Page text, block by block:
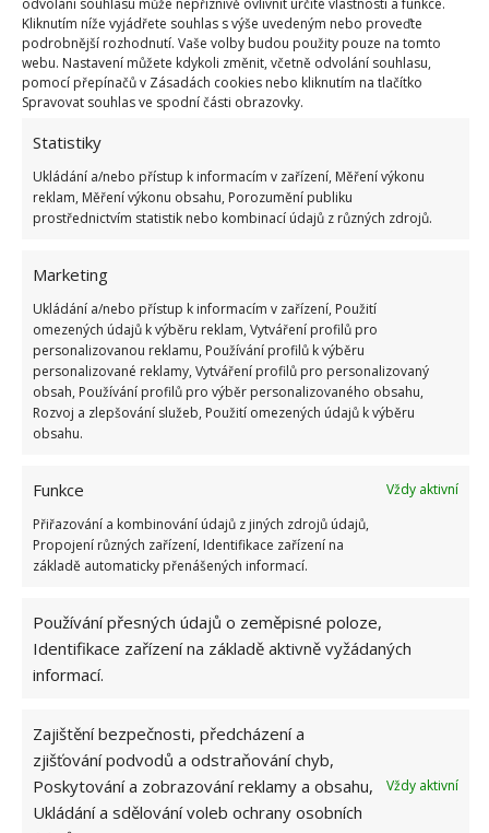
Kliknutím níže vyjádřete souhlas s výše uvedeným nebo proveďte
podrobnější rozhodnutí. Vaše volby budou použity pouze na tomto
webu. Nastavení můžete kdykoli změnit, včetně odvolání souhlasu,
pomocí přepínačů v Zásadách cookies nebo kliknutím na tlačítko
Spravovat souhlas ve spodní části obrazovky.
Statistiky
Ukládání a/nebo přístup k informacím v zařízení, Měření výkonu
reklam, Měření výkonu obsahu, Porozumění publiku
prostřednictvím statistik nebo kombinací údajů z různých zdrojů.
Marketing
Ukládání a/nebo přístup k informacím v zařízení, Použití
omezených údajů k výběru reklam, Vytváření profilů pro
personalizovanou reklamu, Používání profilů k výběru
personalizované reklamy, Vytváření profilů pro personalizovaný
obsah, Používání profilů pro výběr personalizovaného obsahu,
Rozvoj a zlepšování služeb, Použití omezených údajů k výběru
obsahu.
Funkce
Vždy aktivní
Přiřazování a kombinování údajů z jiných zdrojů údajů,
Propojení různých zařízení, Identifikace zařízení na
základě automaticky přenášených informací.
Používání přesných údajů o zeměpisné poloze,
Identifikace zařízení na základě aktivně vyžádaných
informací.
Zajištění bezpečnosti, předcházení a
zjišťování podvodů a odstraňování chyb,
Poskytování a zobrazování reklamy a obsahu,
Ukládání a sdělování voleb ochrany osobních
Vždy aktivní
tekuté prášky. Ty však obsahují chlor, proto je
potřeba s ním zacházet velmi obezřetně. Naneste
bělící přípravek přímo na skvrnu a nechte působit
maximálně tři minuty. Poté by mohl chlor již působit
maximální doby přípravek umyjte a v ruce oblečení
důkladně vyperte.
ekologičtější a šetrnější
Pokud chcete použít něco více šetrného, pak se vám
budou hodit následující metody čištění skvrn.
Použití domácích ingrediencí je totiž nejen velmi
podobně účinné, ale také šetrné k vašemu oblečení i
ekologii. Nejčastěji se používá například sůl nebo
Jestliže smícháte sůl nebo jedlou sodu (nebo můžete
použít oboje najednou pro ještě větší účinek) s
můžete ji nanést přímo na skvrnu. Nechte poté
působit alespoň dvacet minut a posléze oblečení
vyperte klasickým způsobem. Pro ještě větší účinek